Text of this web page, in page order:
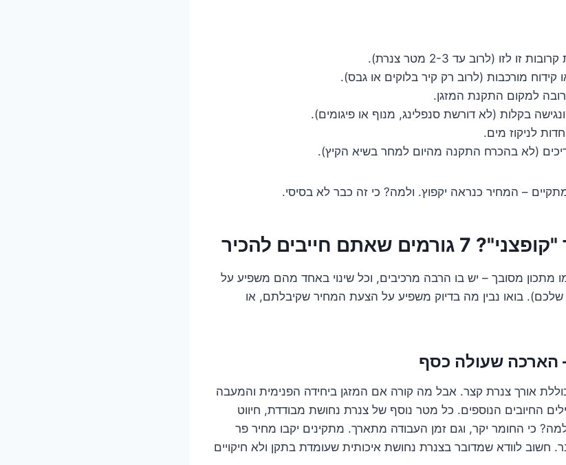
זו לזו (לרוב עד 2-3 מטר צנרת).
קידוח מורכבות (לרוב רק קיר בלוקים או גבס).
למקום התקנת המזגן.
בקלות (לא דורשת סנפלינג, מנוף או פיגומים).
לניקוז מים.
(לא בהכרח התקנה מהיום למחר בשיא הקיץ).
– המחיר כנראה יקפוץ. ולמה? כי זה כבר לא בסיסי.
שאתם חייבים להכיר
מתכון מסובך – יש בו הרבה מרכיבים, וכל שינוי באחד מהם משפיע על
בואו נבין מה בדיוק משפיע על הצעת המחיר שקיבלתם, או
אורך צנרת קצר. אבל מה קורה אם המזגן ביחידה הפנימית והמעבה
החיובים הנוספים. כל מטר נוסף של צנרת נחושת מבודדת, חיווט
כי החומר יקר, וגם זמן העבודה מתארך. מתקינים יקבו מחיר פר
חשוב לוודא שמדובר בצנרת נחושת איכותית שעומדת בתקן ולא חיקויים